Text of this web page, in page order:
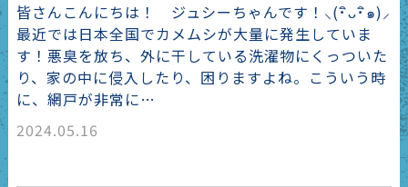
皆さんこんにちは！ ジュシーちゃんです！⸜(･ิᴗ･ิ๑)⸝
最近では日本全国でカメムシが大量に発生していま
す！悪臭を放ち、外に干している洗濯物にくっついた
り、家の中に侵入したり、困りますよね。こういう時
に、網戸が非常に…
2024.05.16